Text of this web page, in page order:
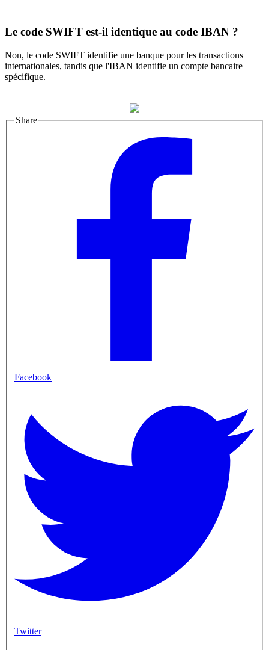
Le code SWIFT est-il identique au code IBAN ?
Non, le code SWIFT identifie une banque pour les transactions
internationales, tandis que l'IBAN identifie un compte bancaire
spécifique.
Share
Facebook
Twitter